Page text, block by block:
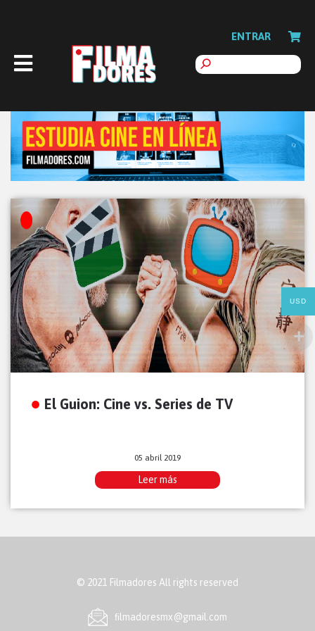
ENTRAR
El Guion: Cine vs. Series de TV
05 abril 2019
Leer más
© 2021 Filmadores All rights reserved
ﬁlmadoresmx@gmail.com
USD